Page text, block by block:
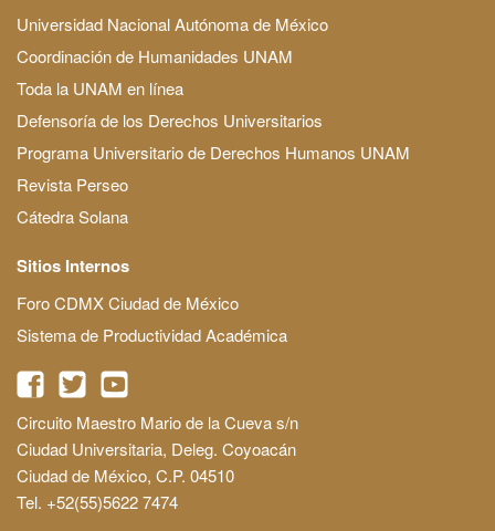
Universidad Nacional Autónoma de México
Coordinación de Humanidades UNAM
Toda la UNAM en línea
Defensoría de los Derechos Universitarios
Programa Universitario de Derechos Humanos UNAM
Revista Perseo
Cátedra Solana
Sitios Internos
Foro CDMX Ciudad de México
Sistema de Productividad Académica
Circuito Maestro Mario de la Cueva s/n
Ciudad Universitaria, Deleg. Coyoacán
Ciudad de México, C.P. 04510
Tel. +52(55)5622 7474